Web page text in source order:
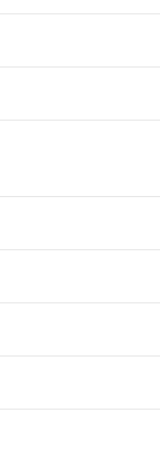
では、対応完了ま
た。
から、特段のこ